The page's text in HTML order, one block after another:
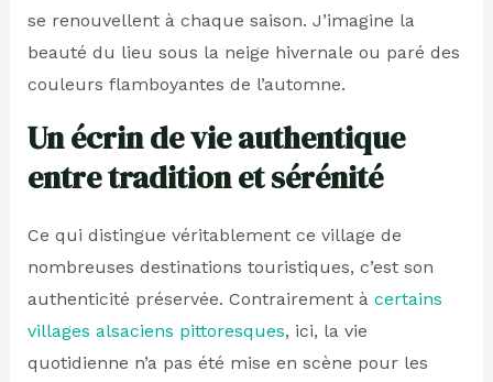
se renouvellent à chaque saison. J’imagine la
beauté du lieu sous la neige hivernale ou paré des
couleurs flamboyantes de l’automne.
Un écrin de vie authentique
entre tradition et sérénité
Ce qui distingue véritablement ce village de
nombreuses destinations touristiques, c’est son
authenticité préservée. Contrairement à certains
villages alsaciens pittoresques, ici, la vie
quotidienne n’a pas été mise en scène pour les